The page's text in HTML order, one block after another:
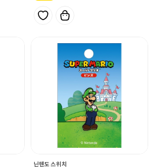
닌텐도 스위치